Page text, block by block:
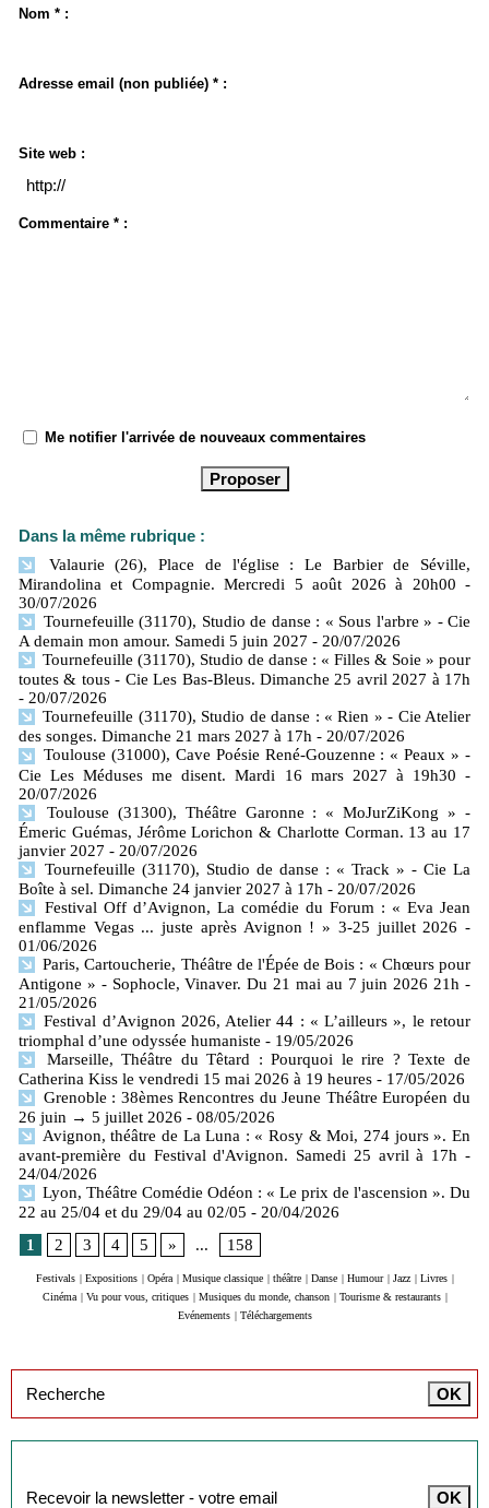
Nom * :
Adresse email (non publiée) * :
Site web :
Commentaire * :
Me notifier l'arrivée de nouveaux commentaires
Dans la même rubrique :
Valaurie (26), Place de l'église : Le Barbier de Séville,
Mirandolina et Compagnie. Mercredi 5 août 2026 à 20h00 -
30/07/2026
Tournefeuille (31170), Studio de danse : « Sous l'arbre » - Cie
A demain mon amour. Samedi 5 juin 2027 - 20/07/2026
Tournefeuille (31170), Studio de danse : « Filles & Soie » pour
toutes & tous - Cie Les Bas-Bleus. Dimanche 25 avril 2027 à 17h
- 20/07/2026
Tournefeuille (31170), Studio de danse : « Rien » - Cie Atelier
des songes. Dimanche 21 mars 2027 à 17h - 20/07/2026
Toulouse (31000), Cave Poésie René-Gouzenne : « Peaux » -
Cie Les Méduses me disent. Mardi 16 mars 2027 à 19h30 -
20/07/2026
Toulouse (31300), Théâtre Garonne : « MoJurZiKong » -
Émeric Guémas, Jérôme Lorichon & Charlotte Corman. 13 au 17
janvier 2027 - 20/07/2026
Tournefeuille (31170), Studio de danse : « Track » - Cie La
Boîte à sel. Dimanche 24 janvier 2027 à 17h - 20/07/2026
Festival Off d’Avignon, La comédie du Forum : « Eva Jean
enflamme Vegas ... juste après Avignon ! » 3-25 juillet 2026 -
01/06/2026
Paris, Cartoucherie, Théâtre de l'Épée de Bois : « Chœurs pour
Antigone » - Sophocle, Vinaver. Du 21 mai au 7 juin 2026 21h -
21/05/2026
Festival d’Avignon 2026, Atelier 44 : « L’ailleurs », le retour
triomphal d’une odyssée humaniste - 19/05/2026
Marseille, Théâtre du Têtard : Pourquoi le rire ? Texte de
Catherina Kiss le vendredi 15 mai 2026 à 19 heures - 17/05/2026
Grenoble : 38èmes Rencontres du Jeune Théâtre Européen du
26 juin → 5 juillet 2026 - 08/05/2026
Avignon, théâtre de La Luna : « Rosy & Moi, 274 jours ». En
avant-première du Festival d'Avignon. Samedi 25 avril à 17h -
24/04/2026
Lyon, Théâtre Comédie Odéon : « Le prix de l'ascension ». Du
22 au 25/04 et du 29/04 au 02/05 - 20/04/2026
1
2 3 4 5 » ... 158
Festivals | Expositions | Opéra | Musique classique | théâtre | Danse | Humour | Jazz | Livres |
Cinéma | Vu pour vous, critiques | Musiques du monde, chanson | Tourisme & restaurants |
Evénements | Téléchargements